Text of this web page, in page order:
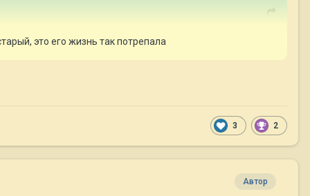
это его жизнь так потрепала
3 2
Автор